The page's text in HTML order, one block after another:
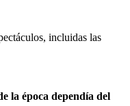
incluidas las
la época dependía del